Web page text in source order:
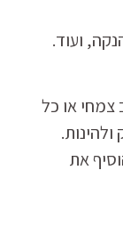
ועוד.
חלב צמחי או כל
את